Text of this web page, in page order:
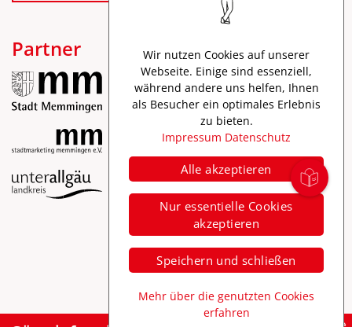
Partner
Impressum
Datenschutz
Barrierefreiheit
Wir nutzen Cookies auf unserer
Webseite. Einige sind essenziell,
während andere uns helfen, Ihnen
als Besucher ein optimales Erlebnis
zu bieten.
Impressum Datenschutz
Alle akzeptieren
Nur essentielle Cookies
akzeptieren
Speichern und schließen
Mehr über die genutzten Cookies
erfahren